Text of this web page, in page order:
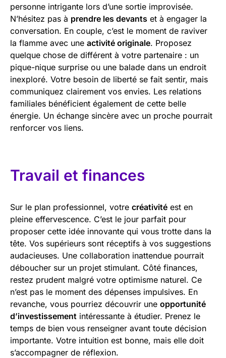
personne intrigante lors d’une sortie improvisée.
N’hésitez pas à prendre les devants et à engager la
conversation. En couple, c’est le moment de raviver
la flamme avec une activité originale. Proposez
quelque chose de différent à votre partenaire : un
pique-nique surprise ou une balade dans un endroit
inexploré. Votre besoin de liberté se fait sentir, mais
communiquez clairement vos envies. Les relations
familiales bénéficient également de cette belle
énergie. Un échange sincère avec un proche pourrait
renforcer vos liens.
Travail et finances
Sur le plan professionnel, votre créativité est en
pleine effervescence. C’est le jour parfait pour
proposer cette idée innovante qui vous trotte dans la
tête. Vos supérieurs sont réceptifs à vos suggestions
audacieuses. Une collaboration inattendue pourrait
déboucher sur un projet stimulant. Côté finances,
restez prudent malgré votre optimisme naturel. Ce
n’est pas le moment des dépenses impulsives. En
revanche, vous pourriez découvrir une opportunité
d’investissement intéressante à étudier. Prenez le
temps de bien vous renseigner avant toute décision
importante. Votre intuition est bonne, mais elle doit
s’accompagner de réflexion.